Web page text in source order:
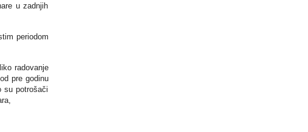
u zadnjih
periodom
radovanje
pre godinu
su potrošači